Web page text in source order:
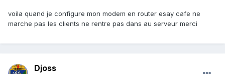
voila quand je configure mon modem en router esay cafe ne
marche pas les clients ne rentre pas dans au serveur merci
Djoss